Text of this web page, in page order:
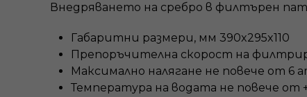
Внедряването на сребро в филтърен
Габаритни размери, мм 390x295x110
Препоръчителна скорост на
Максимално налягане не повече от 6
Температура на водата не повече от